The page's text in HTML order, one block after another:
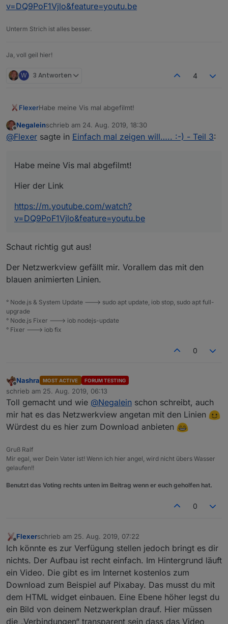
v=DQ9PoF1Vjlo&feature=youtu.be
Unterm Strich ist alles besser.
Ja, voll geil hier!
W 3 Antworten 4
FlexerHabe meine Vis mal abgefilmt!
Hier der Link
Offline
Negaleinschrieb am 24. Aug. 2019, 18:30
zuletzt editiert von
@Flexer sagte in Einfach mal zeigen will….. :-) - Teil 3:
Habe meine Vis mal abgefilmt!
Hier der Link
https://m.youtube.com/watch?
v=DQ9PoF1Vjlo&feature=youtu.be
Schaut richtig gut aus!
Der Netzwerkview gefällt mir. Vorallem das mit den
blauen animierten Linien.
° Node.js & System Update ---> sudo apt update, iob stop, sudo apt full-
upgrade
° Node.js Fixer ---> iob nodejs-update
° Fixer ---> iob fix
0
Offline
Nashra MOST ACTIVE FORUM TESTING
schrieb am 25. Aug. 2019, 06:13
zuletzt editiert von
Toll gemacht und wie @Negalein schon schreibt, auch
mir hat es das Netzwerkview angetan mit den Linien
Würdest du es hier zum Download anbieten
Gruß Ralf
Mir egal, wer Dein Vater ist! Wenn ich hier angel, wird nicht übers Wasser
gelaufen!!
Benutzt das Voting rechts unten im Beitrag wenn er euch geholfen hat.
0
Offline
Flexerschrieb am 25. Aug. 2019, 07:22
zuletzt editiert von
Ich könnte es zur Verfügung stellen jedoch bringt es dir
nichts. Der Aufbau ist recht einfach. Im Hintergrund läuft
ein Video. Die gibt es im Internet kostenlos zum
Download zum Beispiel auf Pixabay. Das musst du mit
dem HTML widget einbauen. Eine Ebene höher legst du
ein Bild von deinem Netzwerkplan drauf. Hier müssen
die „Verbindungen“ transparent sein dass das Video